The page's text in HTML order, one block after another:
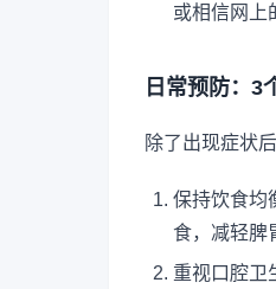
或相信网上
日常预防：3
除了出现症状
保持饮食均
食，减轻脾
重视口腔卫